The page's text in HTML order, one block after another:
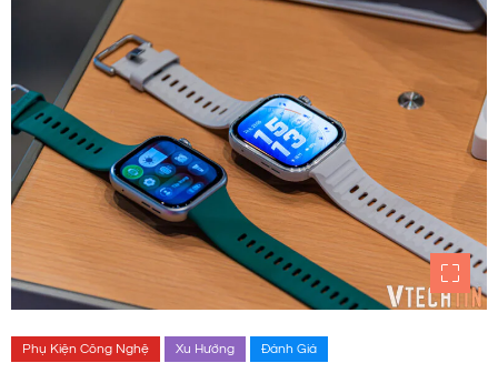
Phụ Kiện Công Nghệ Xu Hướng Đánh Giá